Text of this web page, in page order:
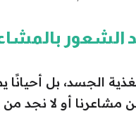
الشعور
الجسد، بل
مشاعرنا أو لا نجد من